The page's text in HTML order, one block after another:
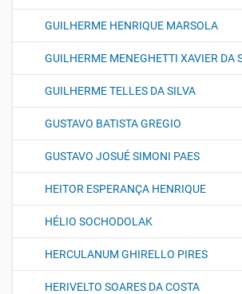
GUILHERME HENRIQUE MARSOLA
GUILHERME MENEGHETTI XAVIER DA
GUILHERME TELLES DA SILVA
GUSTAVO BATISTA GREGIO
GUSTAVO JOSUÉ SIMONI PAES
HEITOR ESPERANÇA HENRIQUE
HÉLIO SOCHODOLAK
HERCULANUM GHIRELLO PIRES
HERIVELTO SOARES DA COSTA